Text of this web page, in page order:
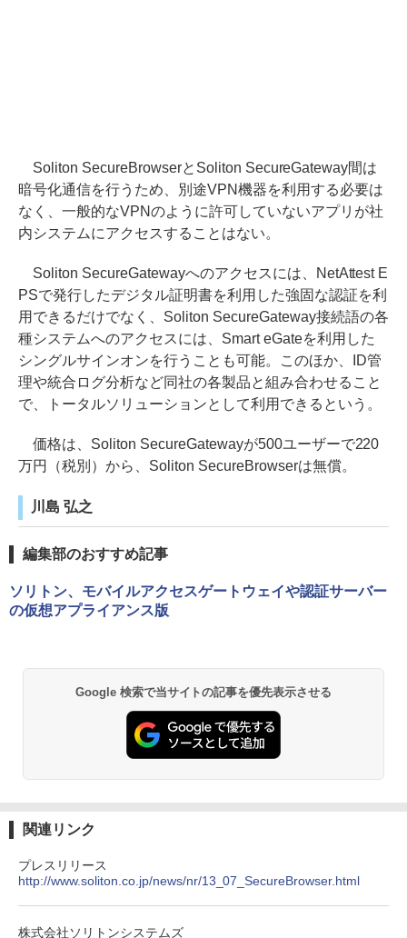
Soliton SecureBrowserとSoliton SecureGateway間は
暗号化通信を行うため、別途VPN機器を利用する必要は
なく、一般的なVPNのように許可していないアプリが社
内システムにアクセスすることはない。
Soliton SecureGatewayへのアクセスには、NetAttest E
PSで発行したデジタル証明書を利用した強固な認証を利
用できるだけでなく、Soliton SecureGateway接続語の各
種システムへのアクセスには、Smart eGateを利用した
シングルサインオンを行うことも可能。このほか、ID管
理や統合ログ分析など同社の各製品と組み合わせること
で、トータルソリューションとして利用できるという。
価格は、Soliton SecureGatewayが500ユーザーで220
万円（税別）から、Soliton SecureBrowserは無償。
川島 弘之
編集部のおすすめ記事
ソリトン、モバイルアクセスゲートウェイや認証サーバー
の仮想アプライアンス版
Google 検索で当サイトの記事を優先表示させる
関連リンク
プレスリリース
http://www.soliton.co.jp/news/nr/13_07_SecureBrowser.html
株式会社ソリトンシステムズ